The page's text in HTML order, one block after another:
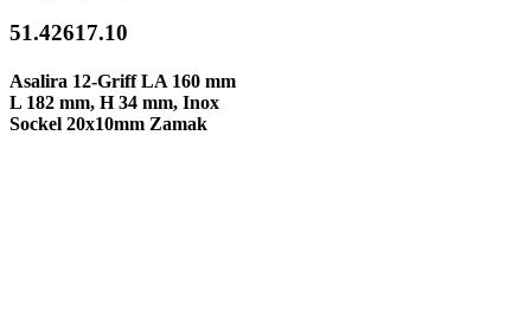
51.42617.10
Asalira 12-Griff LA 160 mm
L 182 mm, H 34 mm, Inox
Sockel 20x10mm Zamak